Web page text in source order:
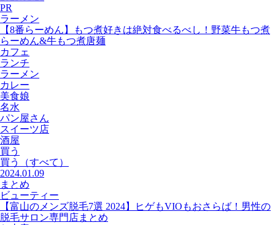
PR
ラーメン
【8番らーめん】もつ煮好きは絶対食べるべし！野菜牛もつ煮
らーめん&牛もつ煮唐麺
カフェ
ランチ
ラーメン
カレー
美食娘
名水
パン屋さん
スイーツ店
酒屋
買う
買う
（すべて）
2024.01.09
まとめ
ビューティー
【富山のメンズ脱毛7選 2024】ヒゲもVIOもおさらば！男性の
脱毛サロン専門店まとめ